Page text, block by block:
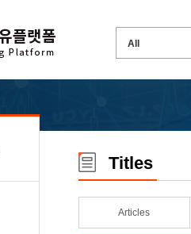
Titles
Articles